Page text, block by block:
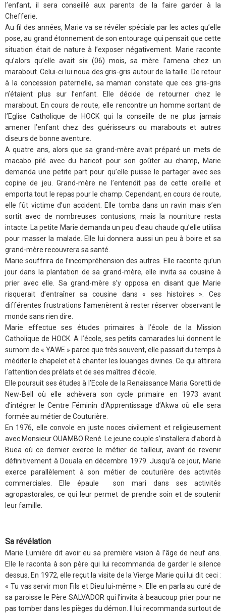
l’enfant, il sera conseillé aux parents de la faire garder à la
Chefferie.
Au fil des années, Marie va se révéler spéciale par les actes qu’elle
pose, au grand étonnement de son entourage qui pensait que cette
situation était de nature à l’exposer négativement. Marie raconte
qu’alors qu’elle avait six (06) mois, sa mère l’amena chez un
marabout. Celui-ci lui noua des gris-gris autour de la taille. De retour
à la concession paternelle, sa maman constate que ces gris-gris
n’étaient plus sur l’enfant. Elle décide de retourner chez le
marabout. En cours de route, elle rencontre un homme sortant de
l’Eglise Catholique de HOCK qui la conseille de ne plus jamais
amener l’enfant chez des guérisseurs ou marabouts et autres
diseurs de bonne aventure.
A quatre ans, alors que sa grand-mère avait préparé un mets de
macabo pilé avec du haricot pour son goûter au champ, Marie
demanda une petite part pour qu’elle puisse le partager avec ses
copine de jeu. Grand-mère ne l’entendit pas de cette oreille et
emporta tout le repas pour le champ. Cependant, en cours de route,
elle fût victime d’un accident. Elle tomba dans un ravin mais s’en
sortit avec de nombreuses contusions, mais la nourriture resta
intacte. La petite Marie demanda un peu d’eau chaude qu’elle utilisa
pour masser la malade. Elle lui donnera aussi un peu à boire et sa
grand-mère recouvrera sa santé.
Marie souffrira de l’incompréhension des autres. Elle raconte qu’un
jour dans la plantation de sa grand-mère, elle invita sa cousine à
prier avec elle. Sa grand-mère s’y opposa en disant que Marie
risquerait d’entraîner sa cousine dans « ses histoires ». Ces
différentes frustrations l’amenèrent à rester réserver observant le
monde sans rien dire.
Marie effectue ses études primaires à l’école de la Mission
Catholique de HOCK. A l’école, ses petits camarades lui donnent le
surnom de « YAWE » parce que très souvent, elle passait du temps à
méditer le chapelet et à chanter les louanges divines. Ce qui attirera
l’attention des prélats et de ses maîtres d’école.
Elle poursuit ses études à l’Ecole de la Renaissance Maria Goretti de
New-Bell où elle achèvera son cycle primaire en 1973 avant
d’intégrer le Centre Féminin d’Apprentissage d’Akwa où elle sera
formée au métier de Couturière.
En 1976, elle convole en juste noces civilement et religieusement
avec Monsieur OUAMBO René. Le jeune couple s’installera d’abord à
Buea où ce dernier exerce le métier de tailleur, avant de revenir
définitivement à Douala en décembre 1979. Jusqu’à ce jour, Marie
exerce parallèlement à son métier de couturière des activités
commerciales. Elle épaule son mari dans ses activités
agropastorales, ce qui leur permet de prendre soin et de soutenir
leur famille.
Sa révélation
Marie Lumière dit avoir eu sa première vision à l’âge de neuf ans.
Elle le raconta à son père qui lui recommanda de garder le silence
dessus. En 1972, elle reçut la visite de la Vierge Marie qui lui dit ceci :
« Tu vas servir mon Fils et Dieu lui-même ». Elle en parla au curé de
sa paroisse le Père SALVADOR qui l’invita à beaucoup prier pour ne
pas tomber dans les pièges du démon. Il lui recommanda surtout de